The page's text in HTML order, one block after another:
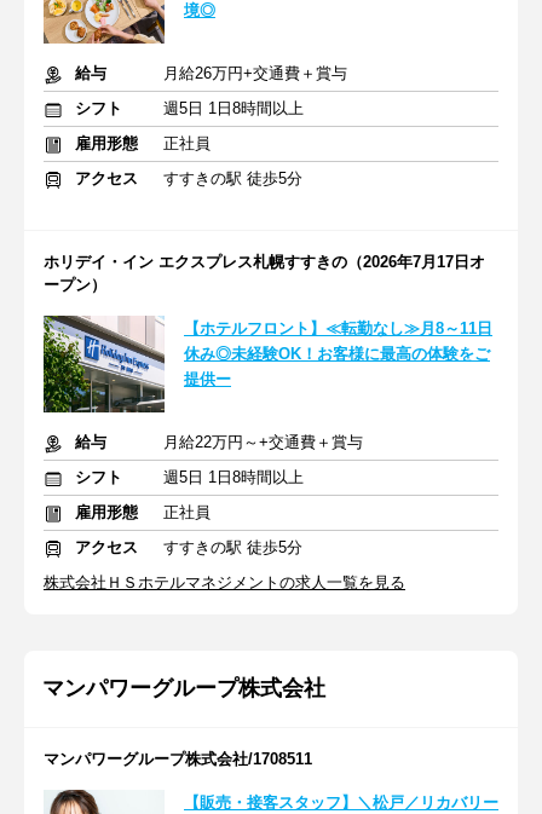
境◎
給与
月給26万円+交通費＋賞与
シフト
週5日 1日8時間以上
雇用形態
正社員
アクセス
すすきの駅 徒歩5分
ホリデイ・イン エクスプレス札幌すすきの（2026年7月17日オ
ープン）
【ホテルフロント】≪転勤なし≫月8～11日
休み◎未経験OK！お客様に最高の体験をご
提供ー
給与
月給22万円～+交通費＋賞与
シフト
週5日 1日8時間以上
雇用形態
正社員
アクセス
すすきの駅 徒歩5分
株式会社ＨＳホテルマネジメントの求人一覧を見る
マンパワーグループ株式会社
マンパワーグループ株式会社/1708511
【販売・接客スタッフ】＼松戸／リカバリー